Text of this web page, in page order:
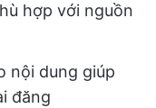
hợp với nguồn
nội dung giúp
đăng